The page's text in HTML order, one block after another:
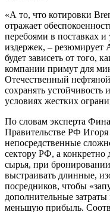
«А то, что котировки
отражает
перебоями в поставках
издержек, – резюмирует
будет зависеть от того,
компании примут для
Отечественный
сохранять устойчивость
условиях жестких
По словам эксперта
Правительстве РФ
непосредственные
сектору РФ, а
сырья, при
выстраивать длинные,
посредников, чтобы
дополнительные
меньшую прибыль.